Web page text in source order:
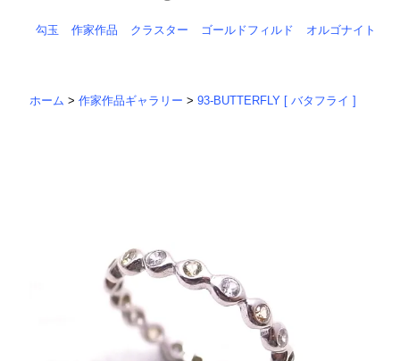
勾玉 作家作品 クラスター ゴールドフィルド オルゴナイト
ホーム >作家作品ギャラリー >93-BUTTERFLY [ バタフライ ]